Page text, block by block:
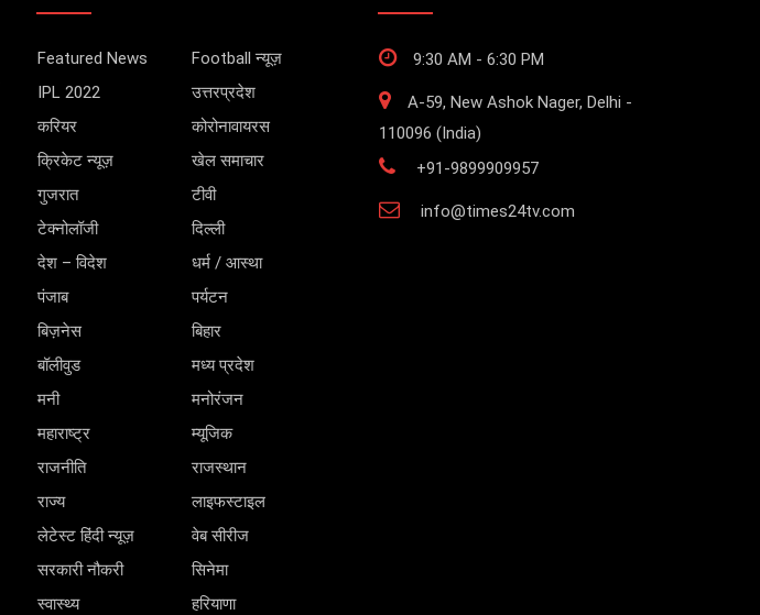
Featured News
Football न्यूज़
IPL 2022
उत्तरप्रदेश
करियर
कोरोनावायरस
क्रिकेट न्यूज़
खेल समाचार
गुजरात
टीवी
टेक्नोलॉजी
दिल्ली
देश – विदेश
धर्म / आस्था
पंजाब
पर्यटन
बिज़नेस
बिहार
बॉलीवुड
मध्य प्रदेश
मनी
मनोरंजन
महाराष्ट्र
म्यूजिक
राजनीति
राजस्थान
राज्य
लाइफस्टाइल
लेटेस्ट हिंदी न्यूज़
वेब सीरीज
सरकारी नौकरी
सिनेमा
स्वास्थ्य
हरियाणा
9:30 AM - 6:30 PM
A-59, New Ashok Nager, Delhi -
110096 (India)
+91-9899909957
info@times24tv.com